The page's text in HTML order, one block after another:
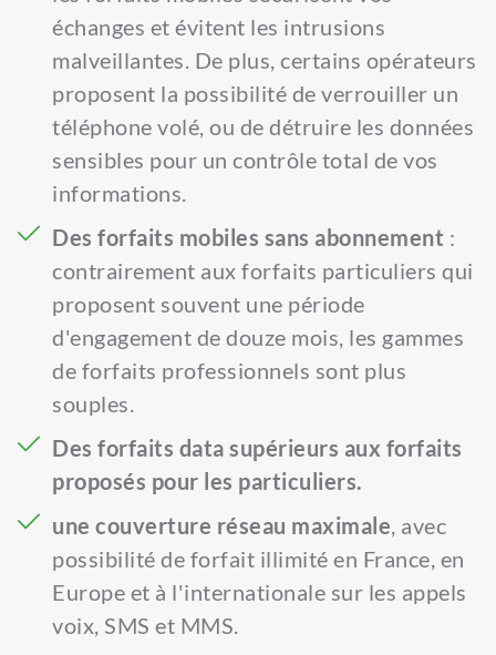
échanges et évitent les intrusions
malveillantes. De plus, certains opérateurs
proposent la possibilité de verrouiller un
téléphone volé, ou de détruire les données
sensibles pour un contrôle total de vos
informations.
Des forfaits mobiles sans abonnement :
contrairement aux forfaits particuliers qui
proposent souvent une période
d'engagement de douze mois, les gammes
de forfaits professionnels sont plus
souples.
Des forfaits data supérieurs aux forfaits
proposés pour les particuliers.
une couverture réseau maximale, avec
possibilité de forfait illimité en France, en
Europe et à l'internationale sur les appels
voix, SMS et MMS.